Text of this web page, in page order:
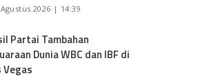
2026 | 14:39
Partai Tambahan
Dunia WBC dan IBF di
Vegas